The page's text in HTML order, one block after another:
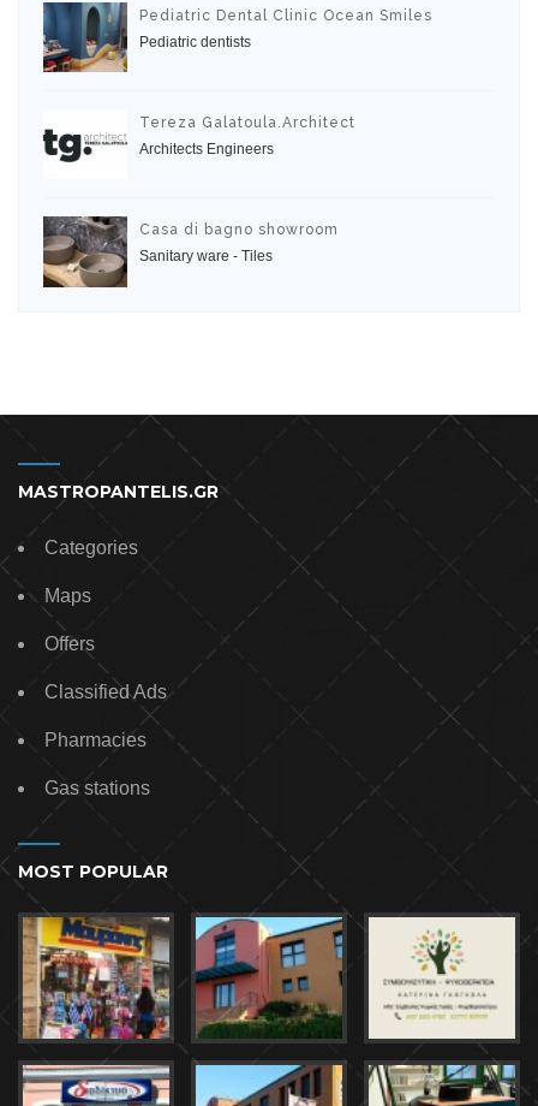
Pediatric Dental Clinic Ocean Smiles
Pediatric dentists
Tereza Galatoula.Architect
Architects Engineers
Casa di bagno showroom
Sanitary ware - Tiles
MASTROPANTELIS.GR
Categories
Maps
Offers
Classified Ads
Pharmacies
Gas stations
MOST POPULAR